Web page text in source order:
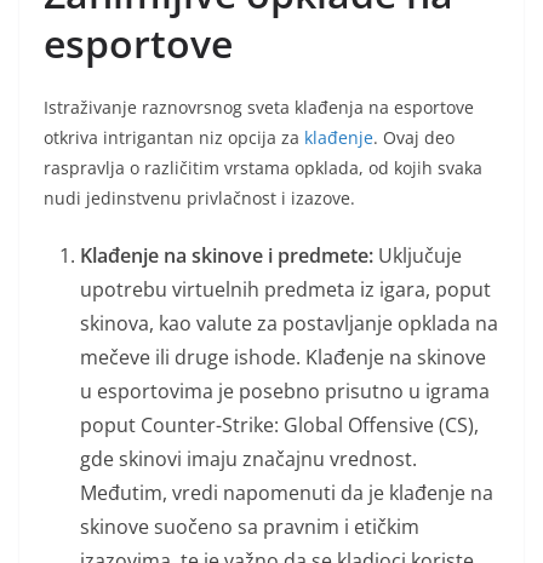
esportove
Istraživanje raznovrsnog sveta klađenja na esportove
otkriva intrigantan niz opcija za klađenje. Ovaj deo
raspravlja o različitim vrstama opklada, od kojih svaka
nudi jedinstvenu privlačnost i izazove.
Klađenje na skinove i predmete: Uključuje
upotrebu virtuelnih predmeta iz igara, poput
skinova, kao valute za postavljanje opklada na
mečeve ili druge ishode. Klađenje na skinove
u esportovima je posebno prisutno u igrama
poput Counter-Strike: Global Offensive (CS),
gde skinovi imaju značajnu vrednost.
Međutim, vredi napomenuti da je klađenje na
skinove suočeno sa pravnim i etičkim